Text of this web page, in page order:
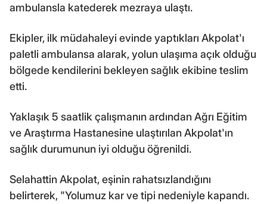
ambulansla katederek mezraya ulaştı.
Ekipler, ilk müdahaleyi evinde yaptıkları Akpolat'ı
paletli ambulansa alarak, yolun ulaşıma açık olduğu
bölgede kendilerini bekleyen sağlık ekibine teslim
etti.
Yaklaşık 5 saatlik çalışmanın ardından Ağrı Eğitim
ve Araştırma Hastanesine ulaştırılan Akpolat'ın
sağlık durumunun iyi olduğu öğrenildi.
Selahattin Akpolat, eşinin rahatsızlandığını
belirterek, "Yolumuz kar ve tipi nedeniyle kapandı.